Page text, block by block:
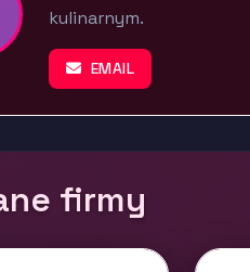
kulinarnym.
EMAIL
firmy